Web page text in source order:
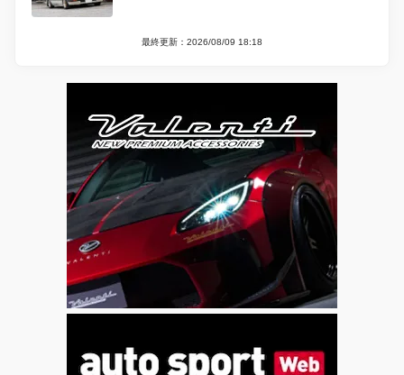
最終更新：2026/08/09 18:18